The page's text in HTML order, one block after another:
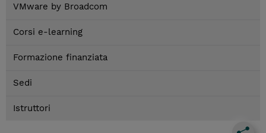
VMware by Broadcom
Corsi e-learning
Formazione finanziata
Sedi
Istruttori